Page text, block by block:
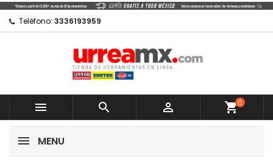
Teléfono: 3336193959
   shopping_cart0
MENU
Mi lista de regalos
Crear nueva lista
Crear lista de deseos
Nombre de la lista de deseos
Cancelar
Iniciar sesión
Debe iniciar sesión para guardar productos en su
lista de deseos.
Cancelar
Iniciar sesión